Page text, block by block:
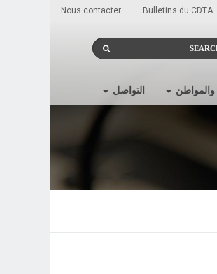
Nous contacter Bulletins du CDTA
والمواطن التواصل